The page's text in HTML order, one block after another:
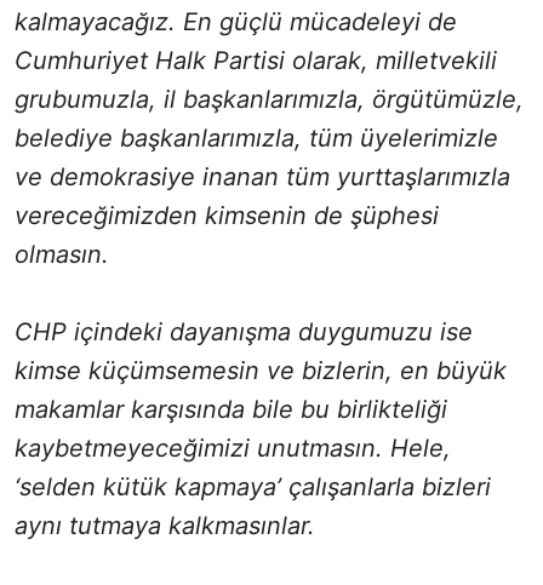
kalmayacağız. En güçlü mücadeleyi de
Cumhuriyet Halk Partisi olarak, milletvekili
grubumuzla, il başkanlarımızla, örgütümüzle,
belediye başkanlarımızla, tüm üyelerimizle
ve demokrasiye inanan tüm yurttaşlarımızla
vereceğimizden kimsenin de şüphesi
olmasın.
CHP içindeki dayanışma duygumuzu ise
kimse küçümsemesin ve bizlerin, en büyük
makamlar karşısında bile bu birlikteliği
kaybetmeyeceğimizi unutmasın. Hele,
‘selden kütük kapmaya’ çalışanlarla bizleri
aynı tutmaya kalkmasınlar.